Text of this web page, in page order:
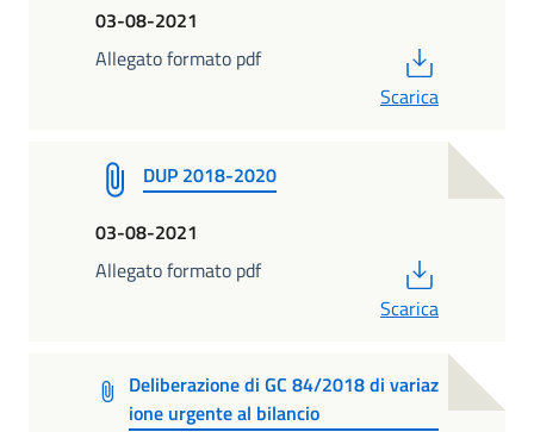
03-08-2021
Allegato formato pdf
Scarica
DUP 2018-2020
03-08-2021
Allegato formato pdf
Scarica
Deliberazione di GC 84/2018 di variaz
ione urgente al bilancio